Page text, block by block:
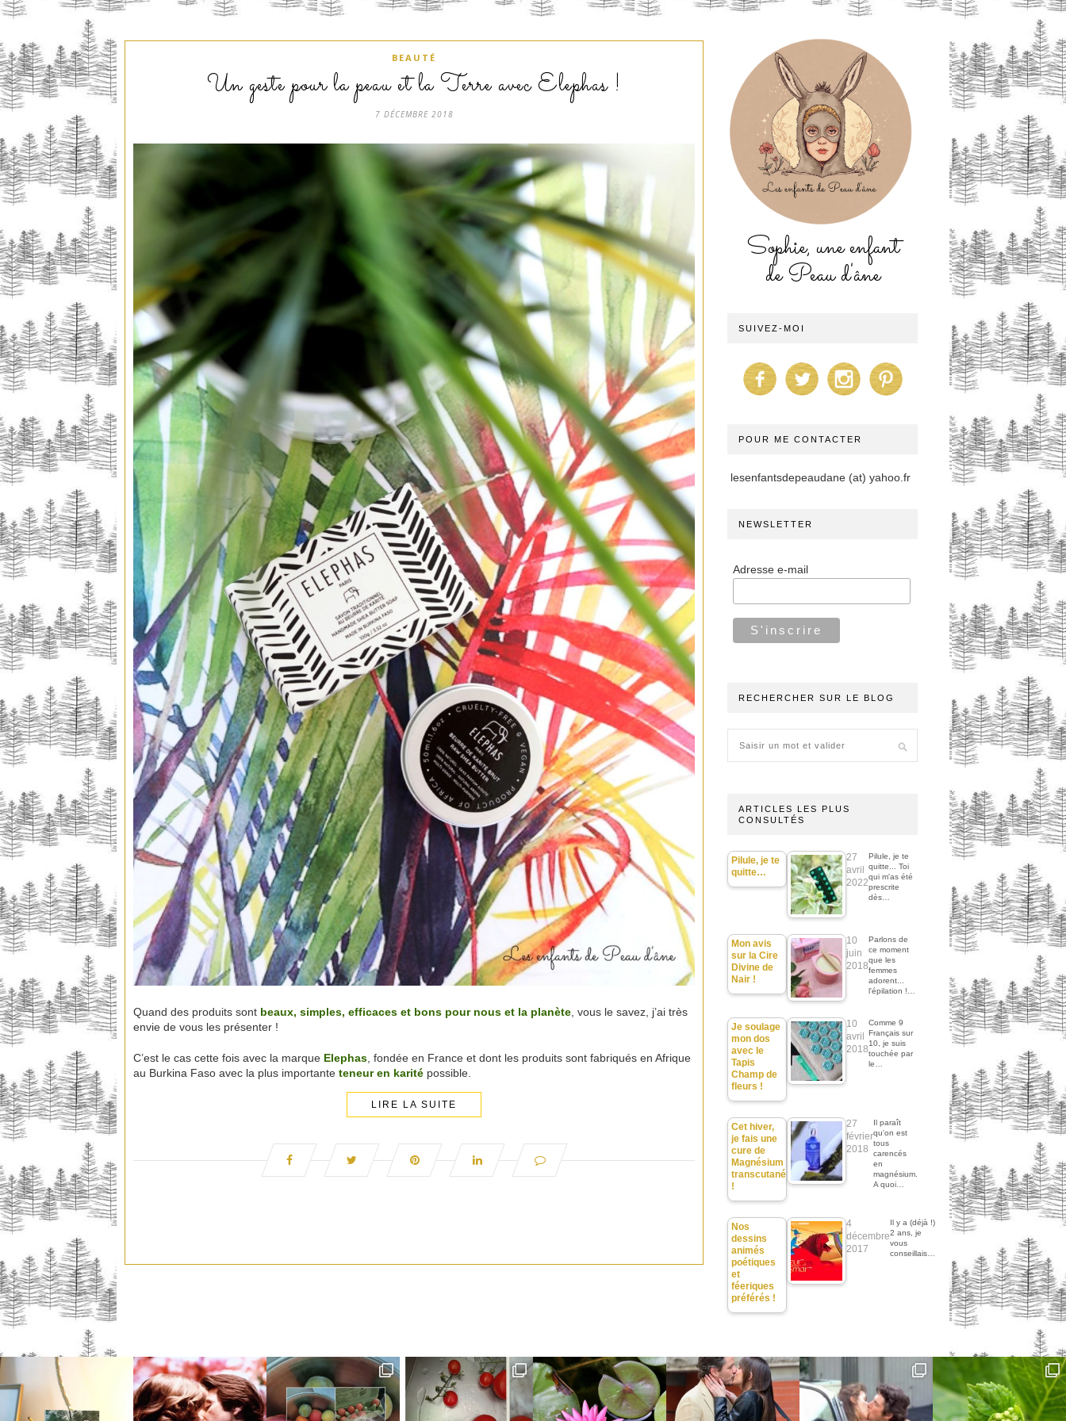
BEAUTÉ
Un geste pour la peau et la Terre avec Elephas !
7 DÉCEMBRE 2018
Quand des produits sont beaux, simples, efficaces et bons pour nous et la planète , vous le savez, j’ai très
envie de vous les présenter !
C’est le cas cette fois avec la marque Elephas , fondée en France et dont les produits sont fabriqués en Afrique
au Burkina Faso avec la plus importante teneur en karité possible.
LIRE LA SUITE
Sophie, une enfant
de Peau d'âne
SUIVEZ-MOI
POUR ME CONTACTER
lesenfantsdepeaudane (at) yahoo.fr
NEWSLETTER
Adresse e-mail
RECHERCHER SUR LE BLOG
ARTICLES LES PLUS
CONSULTÉS
Pilule, je te
quitte…
27
avril
2022
Pilule, je te
quitte... Toi
qui m'as été
prescrite
dès…
Mon avis
sur la Cire
Divine de
Nair !
10
juin
2018
Parlons de
ce moment
que les
femmes
adorent...
l'épilation !…
Je soulage
mon dos
avec le
Tapis
Champ de
fleurs !
10
avril
2018
Comme 9
Français sur
10, je suis
touchée par
le…
Cet hiver,
je fais une
cure de
Magnésium
transcutané
!
27
février
2018
Il paraît
qu'on est
tous
carencés
en
magnésium.
A quoi…
Nos
dessins
animés
poétiques
et
féeriques
préférés !
4
décembre
2017
Il y a (déjà !)
2 ans, je
vous
conseillais…